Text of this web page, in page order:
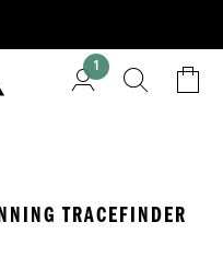
1
TRACEFINDER